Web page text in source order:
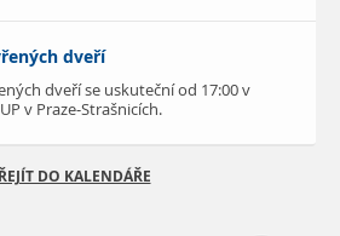
dveří
dveří se uskuteční od 17:00 v
v Praze-Strašnicích.
DO KALENDÁŘE